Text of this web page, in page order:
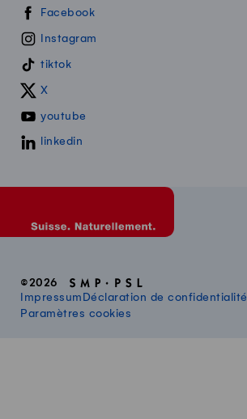
Swissmilk sur les réseaux sociaux
Facebook
Instagram
tiktok
X
youtube
linkedin
©2026
Impressum Déclaration de confidentialité
Paramètres cookies